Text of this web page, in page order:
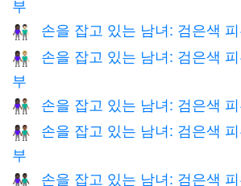
부
👩🏿‍🤝‍👨🏻 손을 잡고 있는 남녀: 검은색
👩🏿‍🤝‍👨🏼
손을 잡고 있는 남녀: 검은색
부
👩🏿‍🤝‍👨🏽 손을 잡고 있는 남녀: 검은색
👩🏿‍🤝‍👨🏾
손을 잡고 있는 남녀: 검은색
부
👫🏿 손을 잡고 있는 남녀: 검은색